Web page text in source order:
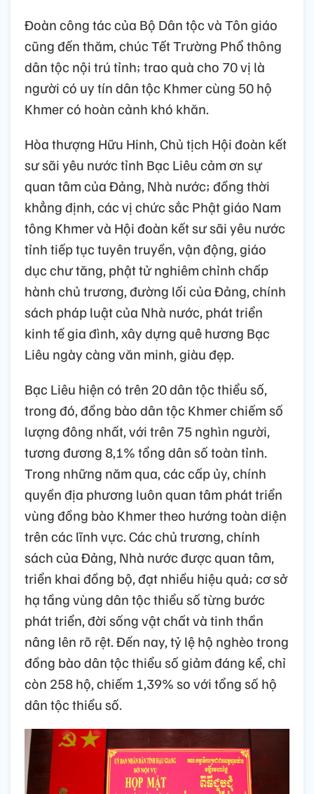
Đoàn công tác của Bộ Dân tộc và Tôn giáo
cũng đến thăm, chúc Tết Trường Phổ thông
dân tộc nội trú tỉnh; trao quà cho 70 vị là
người có uy tín dân tộc Khmer cùng 50 hộ
Khmer có hoàn cảnh khó khăn.
Hòa thượng Hữu Hinh, Chủ tịch Hội đoàn kết
sư sãi yêu nước tỉnh Bạc Liêu cảm ơn sự
quan tâm của Đảng, Nhà nước; đồng thời
khẳng định, các vị chức sắc Phật giáo Nam
tông Khmer và Hội đoàn kết sư sãi yêu nước
tỉnh tiếp tục tuyên truyền, vận động, giáo
dục chư tăng, phật tử nghiêm chỉnh chấp
hành chủ trương, đường lối của Đảng, chính
sách pháp luật của Nhà nước, phát triển
kinh tế gia đình, xây dựng quê hương Bạc
Liêu ngày càng văn minh, giàu đẹp.
Bạc Liêu hiện có trên 20 dân tộc thiểu số,
trong đó, đồng bào dân tộc Khmer chiếm số
lượng đông nhất, với trên 75 nghìn người,
tương đương 8,1% tổng dân số toàn tỉnh.
Trong những năm qua, các cấp ủy, chính
quyền địa phương luôn quan tâm phát triển
vùng đồng bào Khmer theo hướng toàn diện
trên các lĩnh vực. Các chủ trương, chính
sách của Đảng, Nhà nước được quan tâm,
triển khai đồng bộ, đạt nhiều hiệu quả; cơ sở
hạ tầng vùng dân tộc thiểu số từng bước
phát triển, đời sống vật chất và tinh thần
nâng lên rõ rệt. Đến nay, tỷ lệ hộ nghèo trong
đồng bào dân tộc thiểu số giảm đáng kể, chỉ
còn 258 hộ, chiếm 1,39% so với tổng số hộ
dân tộc thiểu số.